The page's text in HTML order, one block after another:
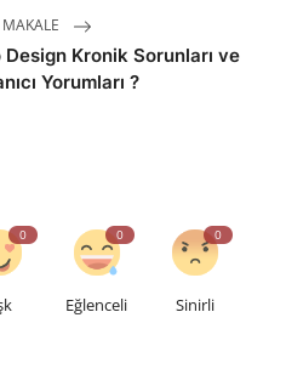
Kronik Sorunları ve
Yorumları ?
0 0
Eğlenceli
0
Sinirli